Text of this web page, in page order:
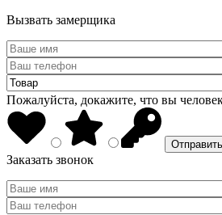
Вызвать замерщика
Пожалуйста, докажите, что вы
Заказать звонок